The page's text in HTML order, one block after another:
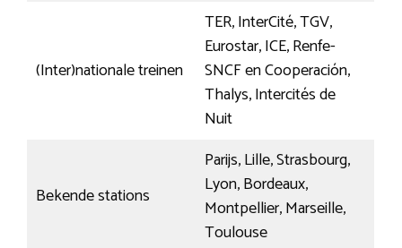
(Inter)nationale treinen
TER, InterCité, TGV,
Eurostar, ICE, Renfe-
SNCF en Cooperación,
Thalys, Intercités de
Nuit
Bekende stations
Parijs, Lille, Strasbourg,
Lyon, Bordeaux,
Montpellier, Marseille,
Toulouse